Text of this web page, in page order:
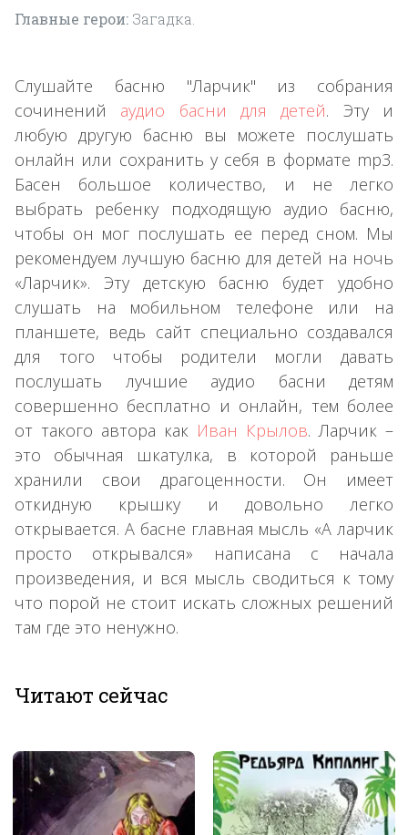
Главные герои: Загадка.
Слушайте басню "Ларчик" из собрания
сочинений аудио басни для детей. Эту и
любую другую басню вы можете послушать
онлайн или сохранить у себя в формате mp3.
Басен большое количество, и не легко
выбрать ребенку подходящую аудио басню,
чтобы он мог послушать ее перед сном. Мы
рекомендуем лучшую басню для детей на ночь
«Ларчик». Эту детскую басню будет удобно
слушать на мобильном телефоне или на
планшете, ведь сайт специально создавался
для того чтобы родители могли давать
послушать лучшие аудио басни детям
совершенно бесплатно и онлайн, тем более
от такого автора как Иван Крылов. Ларчик –
это обычная шкатулка, в которой раньше
хранили свои драгоценности. Он имеет
откидную крышку и довольно легко
открывается. А басне главная мысль «А ларчик
просто открывался» написана с начала
произведения, и вся мысль сводиться к тому
что порой не стоит искать сложных решений
там где это ненужно.
Читают сейчас